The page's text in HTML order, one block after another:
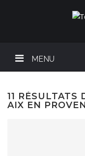
MENU
11 RÉSULTATS
AIX EN